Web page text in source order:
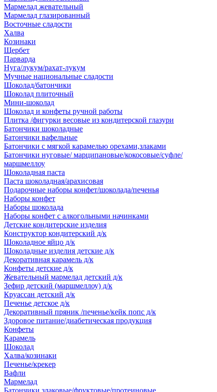
Мармелад жевательный
Мармелад глазированный
Восточные сладости
Халва
Козинаки
Щербет
Парварда
Нуга/лукум/рахат-лукум
Мучные национальные сладости
Шоколад/батончики
Шоколад плиточный
Мини-шоколад
Шоколад и конфеты ручной работы
Плитка /фигурки весовые из кондитерской глазури
Батончики шоколадные
Батончики вафельные
Батончики с мягкой карамелью орехами,злаками
Батончики нуговые/ марципановые/кокосовые/суфле/
маршмеллоу
Шоколадная паста
Паста шоколадная/арахисовая
Подарочные наборы конфет/шоколада/печенья
Наборы конфет
Наборы шоколада
Наборы конфет с алкогольными начинками
Детские кондитерские изделия
Конструктор кондитерский д/к
Шоколадное яйцо д/к
Шоколадные изделия детские д/к
Декоративная карамель д/к
Конфеты детские д/к
Жевательный мармелад детский д/к
Зефир детский (маршмеллоу) д/к
Круассан детский д/к
Печенье детское д/к
Декоративный пряник /печенье/кейк попс д/к
Здоровое питание/диабетическая продукция
Конфеты
Карамель
Шоколад
Халва/козинаки
Печенье/крекер
Вафли
Мармелад
Батончики злаковые/фруктовые/протеиновые